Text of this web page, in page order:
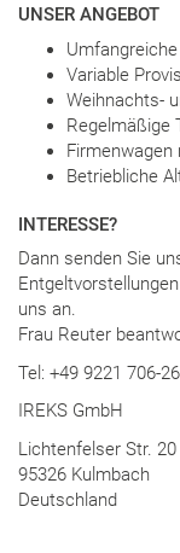
UNSER ANGEBOT
Variable
Weihnachts-
Regelmäßige
Betriebliche
INTERESSE?
Dann senden Sie
uns an.
Frau Reuter
Tel: +49 9221 706-
IREKS GmbH
Lichtenfelser Str. 20
95326 Kulmbach
Deutschland